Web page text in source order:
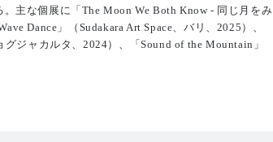
主な個展に「The Moon We Both Know - 同じ月をみ
Dance」（Sudakara Art Space、バリ、2025）、
グジャカルタ、2024）、「Sound of the Mountain」